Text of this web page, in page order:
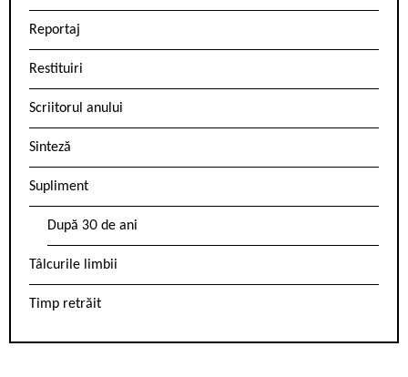
Reportaj
Restituiri
Scriitorul anului
Sinteză
Supliment
După 30 de ani
Tâlcurile limbii
Timp retrăit